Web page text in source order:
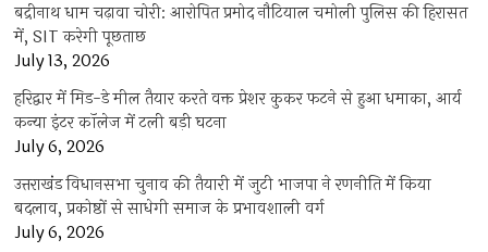
बद्रीनाथ धाम चढ़ावा चोरी: आरोपित प्रमोद नौटियाल चमोली पुलिस की हिरासत
में, SIT करेगी पूछताछ
July 13, 2026
हरिद्वार में मिड-डे मील तैयार करते वक्त प्रेशर कुकर फटने से हुआ धमाका, आर्य
कन्या इंटर कॉलेज में टली बड़ी घटना
July 6, 2026
उत्तराखंंड विधानसभा चुनाव की तैयारी में जुटी भाजपा ने रणनीति में किया
बदलाव, प्रकोष्ठों से साधेगी समाज के प्रभावशाली वर्ग
July 6, 2026